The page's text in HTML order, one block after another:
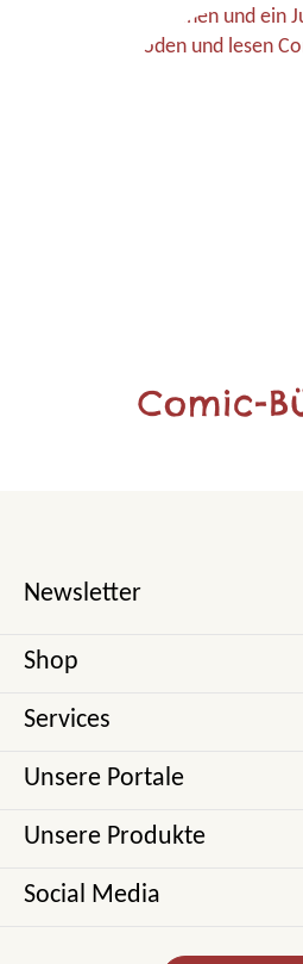
Comic-
Newsletter
Shop
Services
Unsere Portale
Unsere Produkte
Social Media